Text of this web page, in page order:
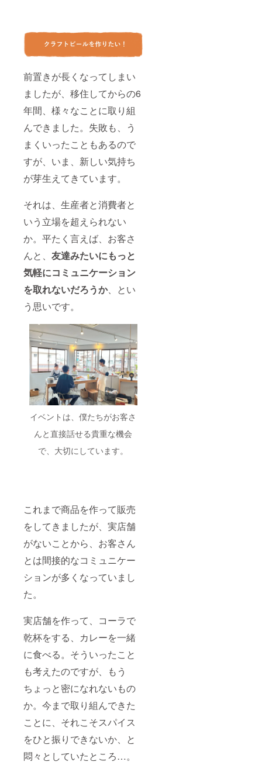
前置きが長くなってしまい
ましたが、移住してからの6
年間、様々なことに取り組
んできました。失敗も、う
まくいったこともあるので
すが、いま、新しい気持ち
が芽生えてきています。
それは、生産者と消費者と
いう立場を超えられない
か。平たく言えば、お客さ
んと、 友達みたいにもっと
気軽にコミュニケーション
を取れないだろうか、とい
う思いです。
イベントは、僕たちがお客さ
んと直接話せる貴重な機会
で、大切にしています。
これまで商品を作って販売
をしてきましたが、実店舗
がないことから、お客さん
とは間接的なコミュニケー
ションが多くなっていまし
た。
実店舗を作って、コーラで
乾杯をする、カレーを一緒
に食べる。そういったこと
も考えたのですが、もう
ちょっと密になれないもの
か。今まで取り組んできた
ことに、それこそスパイス
をひと振りできないか、と
悶々としていたところ…。